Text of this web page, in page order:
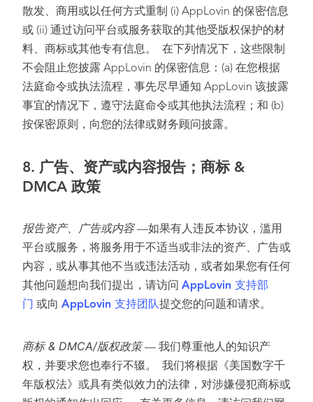
散发、商用或以任何方式重制 (i) AppLovin 的保密信息
或 (ii) 通过访问平台或服务获取的其他受版权保护的材
料、商标或其他专有信息。 在下列情况下，这些限制
不会阻止您披露 AppLovin 的保密信息：(a) 在您根据
法庭命令或执法流程，事先尽早通知 AppLovin 该披露
事宜的情况下，遵守法庭命令或其他执法流程；和 (b)
按保密原则，向您的法律或财务顾问披露。
8. 广告、资产或内容报告；商标 &
DMCA 政策
报告资产、广告或内容—如果有人违反本协议，滥用
平台或服务，将服务用于不适当或非法的资产、广告或
内容，或从事其他不当或违法活动，或者如果您有任何
其他问题想向我们提出，请访问 AppLovin 支持部
或向 AppLovin 支持团队提交您的问题和请求。
商标 & DMCA/版权政策— 我们尊重他人的知识产
权，并要求您也奉行不辍。 我们将根据《美国数字千
年版权法》或具有类似效力的法律，对涉嫌侵犯商标或